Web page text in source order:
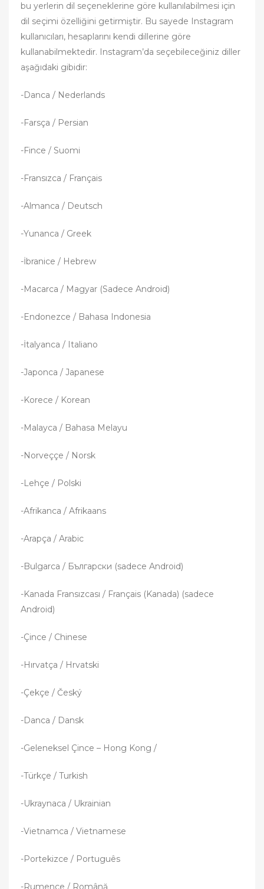
bu yerlerin dil seçeneklerine göre kullanılabilmesi için
dil seçimi özelliğini getirmiştir. Bu sayede Instagram
kullanıcıları, hesaplarını kendi dillerine göre
kullanabilmektedir. Instagram’da seçebileceğiniz diller
aşağıdaki gibidir:
-Danca / Nederlands
-Farsça / Persian
-Fince / Suomi
-Fransızca / Français
-Almanca / Deutsch
-Yunanca / Greek
-İbranice / Hebrew
-Macarca / Magyar (Sadece Android)
-Endonezce / Bahasa Indonesia
-İtalyanca / Italiano
-Japonca / Japanese
-Korece / Korean
-Malayca / Bahasa Melayu
-Norveççe / Norsk
-Lehçe / Polski
-Afrikanca / Afrikaans
-Arapça / Arabic
-Bulgarca / Български (sadece Android)
-Kanada Fransızcası / Français (Kanada) (sadece
Android)
-Çince / Chinese
-Hırvatça / Hrvatski
-Çekçe / Český
-Danca / Dansk
-Geleneksel Çince – Hong Kong /
-Türkçe / Turkish
-Ukraynaca / Ukrainian
-Vietnamca / Vietnamese
-Portekizce / Português
-Rumence / Română